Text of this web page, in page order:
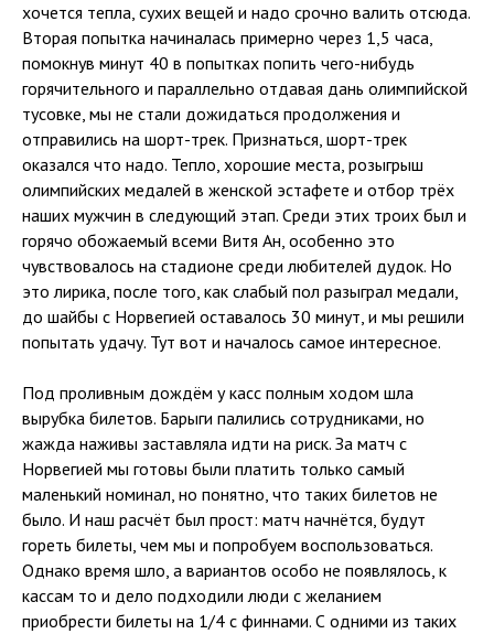
хочется тепла, сухих вещей и надо срочно валить отсюда.
Вторая попытка начиналась примерно через 1,5 часа,
помокнув минут 40 в попытках попить чего-нибудь
горячительного и параллельно отдавая дань олимпийской
тусовке, мы не стали дожидаться продолжения и
отправились на шорт-трек. Признаться, шорт-трек
оказался что надо. Тепло, хорошие места, розыгрыш
олимпийских медалей в женской эстафете и отбор трёх
наших мужчин в следующий этап. Среди этих троих был и
горячо обожаемый всеми Витя Ан, особенно это
чувствовалось на стадионе среди любителей дудок. Но
это лирика, после того, как слабый пол разыграл медали,
до шайбы с Норвегией оставалось 30 минут, и мы решили
попытать удачу. Тут вот и началось самое интересное.
Под проливным дождём у касс полным ходом шла
вырубка билетов. Барыги палились сотрудниками, но
жажда наживы заставляла идти на риск. За матч с
Норвегией мы готовы были платить только самый
маленький номинал, но понятно, что таких билетов не
было. И наш расчёт был прост: матч начнётся, будут
гореть билеты, чем мы и попробуем воспользоваться.
Однако время шло, а вариантов особо не появлялось, к
кассам то и дело подходили люди с желанием
приобрести билеты на 1/4 с финнами. С одними из таких